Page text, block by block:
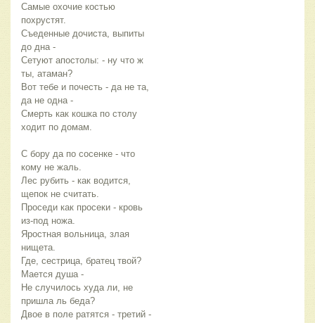
Самые охочие костью
похрустят.
Съеденные дочиста, выпиты
до дна -
Сетуют апостолы: - ну что ж
ты, атаман?
Вот тебе и почесть - да не та,
да не одна -
Смерть как кошка по столу
ходит по домам.
С бору да по сосенке - что
кому не жаль.
Лес рубить - как водится,
щепок не считать.
Проседи как просеки - кровь
из-под ножа.
Яростная вольница, злая
нищета.
Где, сестрица, братец твой?
Мается душа -
Не случилось худа ли, не
пришла ль беда?
Двое в поле ратятся - третий -